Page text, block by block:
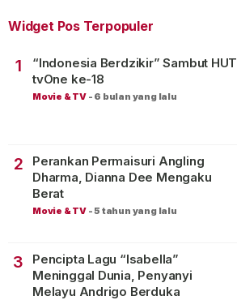
Widget Pos Terpopuler
1
“Indonesia Berdzikir” Sambut HUT
tvOne ke-18
Movie & TV - 6 bulan yang lalu
2
Perankan Permaisuri Angling
Dharma, Dianna Dee Mengaku
Berat
Movie & TV -5 tahun yang lalu
3
Pencipta Lagu “Isabella”
Meninggal Dunia, Penyanyi
Melayu Andrigo Berduka